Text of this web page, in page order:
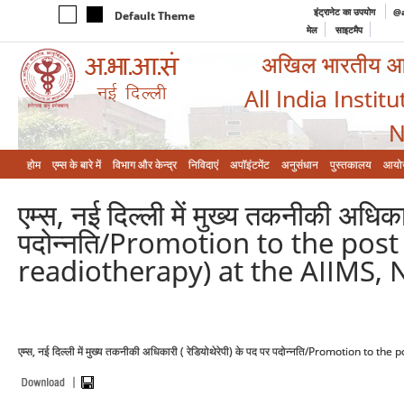
Default Theme इंट्रानेट का उपयोग
मेल
साइटमैप
अखिल भारतीय
All India
होम एम्‍स के बारे में विभाग और केन्‍द्र निविदाएं अपॉइंटमेंट अनुसंधान पुस्तकालय
एम्स, नई दिल्ली में मुख्य तकनीकी
पदोन्नति/Promotion to the
readiotherapy) at the AIIMS,
एम्स, नई दिल्ली में मुख्य तकनीकी अधिकारी ( रेडियोथेरेपी) के पद पर पदोन्नति/Promotion